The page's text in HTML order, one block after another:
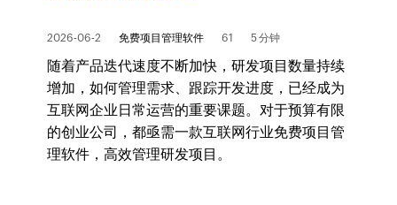
2026-06-2 免费项目管理软件 61 5 分钟
随着产品迭代速度不断加快，研发项目数量持续
增加，如何管理需求、跟踪开发进度，已经成为
互联网企业日常运营的重要课题。对于预算有限
的创业公司，都亟需一款互联网行业免费项目管
理软件，高效管理研发项目。